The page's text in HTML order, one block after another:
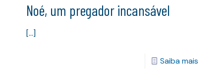
Noé, um pregador incansável
[…]
Saiba mais